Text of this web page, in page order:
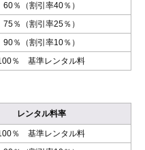
60％（割引率40％）
75％（割引率25％）
90％（割引率10％）
％ 基準レンタル料
レンタル料率
％ 基準レンタル料